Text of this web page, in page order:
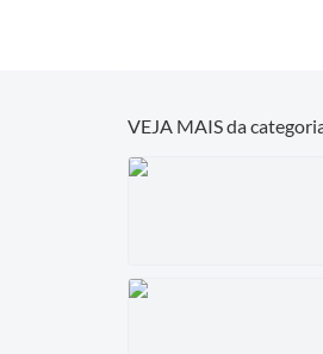
VEJA MAIS da